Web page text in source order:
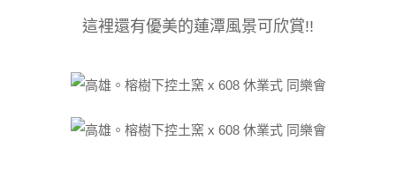
這裡還有優美的蓮潭風景可欣賞!!